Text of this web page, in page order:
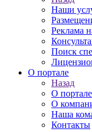
Наши
Реклама
Поиск
О портале
Назад
О портале
О
Наша
Контакты